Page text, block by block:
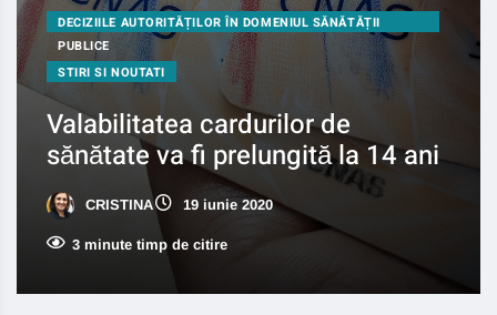
DECIZIILE AUTORITĂȚILOR ÎN DOMENIUL SĂNĂTĂȚII
PUBLICE
STIRI SI NOUTATI
Valabilitatea cardurilor de
sănătate va fi prelungită la 14 ani
CRISTINA 19 iunie 2020
3 minute timp de citire